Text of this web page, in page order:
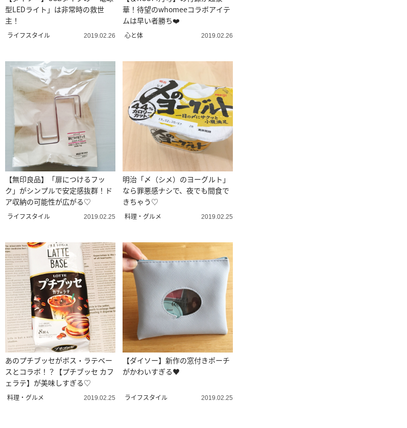
型LEDライト」は非常時の救世
主！
ライフスタイル 2019.02.26
華！待望のwhomeeコラボアイテ
ムは早い者勝ち❤️
心と体 2019.02.26
【無印良品】「扉につけるフッ
ク」がシンプルで安定感抜群！ド
ア収納の可能性が広がる♡
ライフスタイル 2019.02.25
明治「〆（シメ）のヨーグルト」
なら罪悪感ナシで、夜でも間食で
きちゃう♡
料理・グルメ 2019.02.25
あのプチブッセがボス・ラテベー
スとコラボ！？【プチブッセ カフ
ェラテ】が美味しすぎる♡
料理・グルメ 2019.02.25
【ダイソー】新作の窓付きポーチ
がかわいすぎる♥
ライフスタイル 2019.02.25